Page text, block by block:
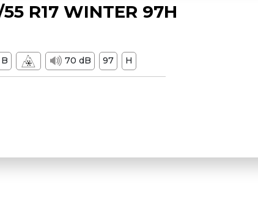
R17 WINTER 97H
B 70 dB 97 H